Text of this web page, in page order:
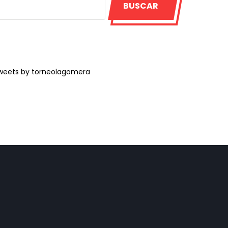
BUSCAR
by torneolagomera